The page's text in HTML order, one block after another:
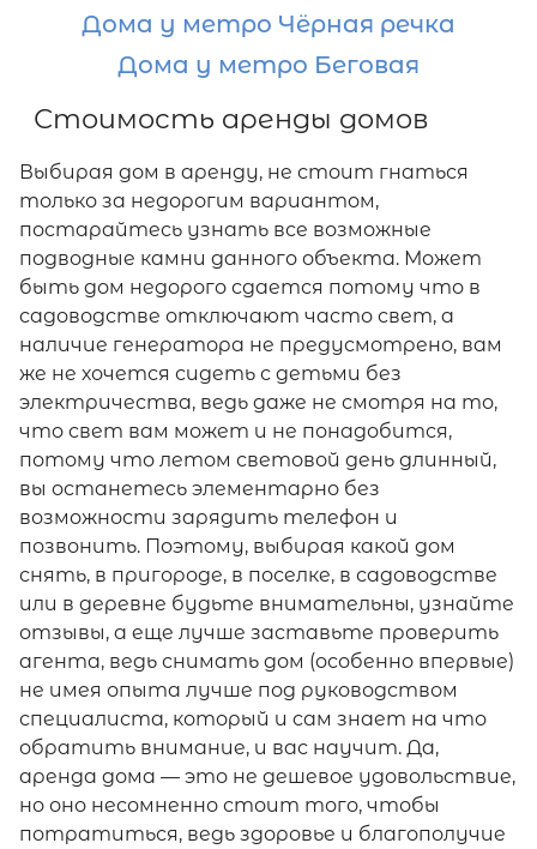
Дома у метро Чёрная речка
Дома у метро Беговая
Стоимость аренды домов
Выбирая дом в аренду, не стоит гнаться
только за недорогим вариантом,
постарайтесь узнать все возможные
подводные камни данного объекта. Может
быть дом недорого сдается потому что в
садоводстве отключают часто свет, а
наличие генератора не предусмотрено, вам
же не хочется сидеть с детьми без
электричества, ведь даже не смотря на то,
что свет вам может и не понадобится,
потому что летом световой день длинный,
вы останетесь элементарно без
возможности зарядить телефон и
позвонить. Поэтому, выбирая какой дом
снять, в пригороде, в поселке, в садоводстве
или в деревне будьте внимательны, узнайте
отзывы, а еще лучше заставьте проверить
агента, ведь снимать дом (особенно впервые)
не имея опыта лучше под руководством
специалиста, который и сам знает на что
обратить внимание, и вас научит. Да,
аренда дома — это не дешевое удовольствие,
но оно несомненно стоит того, чтобы
потратиться, ведь здоровье и благополучие